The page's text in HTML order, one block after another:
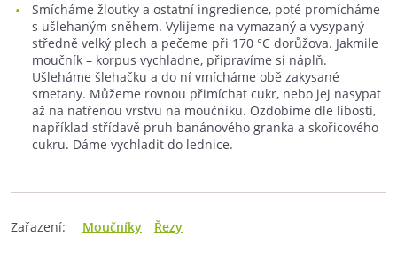
Smícháme žloutky a ostatní ingredience, poté promícháme
s ušlehaným sněhem. Vylijeme na vymazaný a vysypaný
středně velký plech a pečeme při 170 °C dorůžova. Jakmile
moučník – korpus vychladne, připravíme si náplň.
Ušleháme šlehačku a do ní vmícháme obě zakysané
smetany. Můžeme rovnou přimíchat cukr, nebo jej nasypat
až na natřenou vrstvu na moučníku. Ozdobíme dle libosti,
například střídavě pruh banánového granka a skořicového
cukru. Dáme vychladit do lednice.
Zařazení: Moučníky Řezy